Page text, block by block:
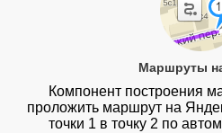
Маршруты
Компонент построения
проложить маршрут на
точки 1 в точку 2 по